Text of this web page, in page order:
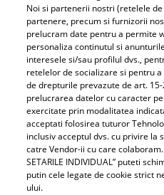
de
Libertatea pentru
Noi si partenerii nostri (retelele
partenere, precum si furnizorii
prelucram date pentru a permite
personaliza continutul si
interesele si/sau profilul dvs.,
retelelor de socializare si pentru
de drepturile prevazute de art.
prelucrarea datelor cu caracter
exercitate prin modalitatea
acceptati folosirea tuturor
inclusiv acceptul dvs. cu privire
catre Vendor-ii cu care colaboram.
SETARILE INDIVIDUAL” puteti
putin cele legate de cookie strict
ului.